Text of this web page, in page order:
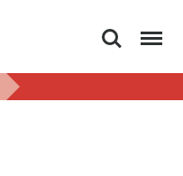
Search Menu